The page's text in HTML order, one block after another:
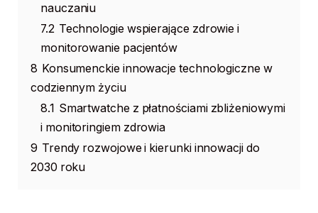
nauczaniu
7.2 Technologie wspierające zdrowie i
monitorowanie pacjentów
8 Konsumenckie innowacje technologiczne w
codziennym życiu
8.1 Smartwatche z płatnościami zbliżeniowymi
i monitoringiem zdrowia
9 Trendy rozwojowe i kierunki innowacji do
2030 roku